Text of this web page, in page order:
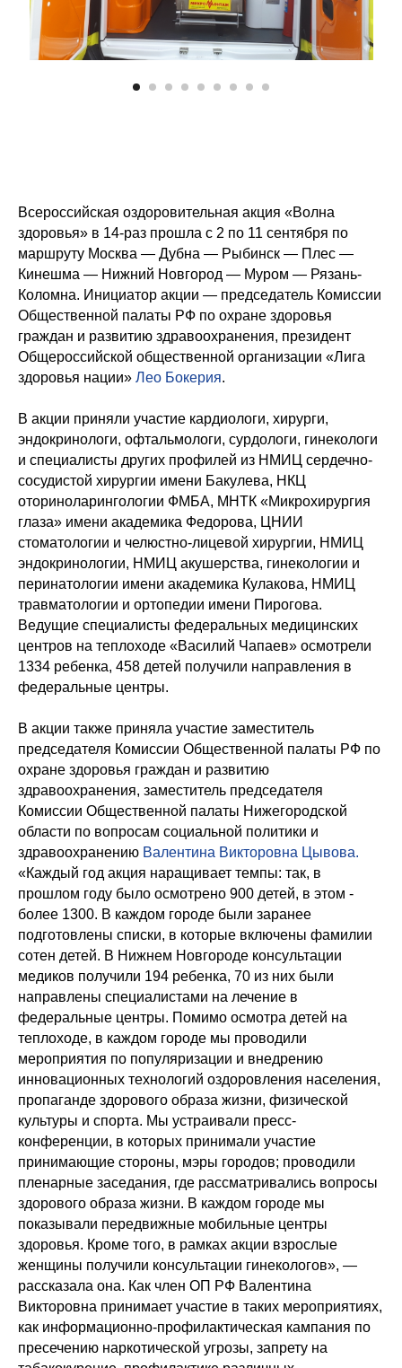
Всероссийская оздоровительная акция «Волна
здоровья» в 14-раз прошла с 2 по 11 сентября по
маршруту Москва — Дубна — Рыбинск — Плес —
Кинешма — Нижний Новгород — Муром — Рязань-
Коломна. Инициатор акции — председатель Комиссии
Общественной палаты РФ по охране здоровья
граждан и развитию здравоохранения, президент
Общероссийской общественной организации «Лига
здоровья нации» Лео Бокерия.
В акции приняли участие кардиологи, хирурги,
эндокринологи, офтальмологи, сурдологи, гинекологи
и специалисты других профилей из НМИЦ сердечно-
сосудистой хирургии имени Бакулева, НКЦ
оториноларингологии ФМБА, МНТК «Микрохирургия
глаза» имени академика Федорова, ЦНИИ
стоматологии и челюстно-лицевой хирургии, НМИЦ
эндокринологии, НМИЦ акушерства, гинекологии и
перинатологии имени академика Кулакова, НМИЦ
травматологии и ортопедии имени Пирогова.
Ведущие специалисты федеральных медицинских
центров на теплоходе «Василий Чапаев» осмотрели
1334 ребенка, 458 детей получили направления в
федеральные центры.
В акции также приняла участие заместитель
председателя Комиссии Общественной палаты РФ по
охране здоровья граждан и развитию
здравоохранения, заместитель председателя
Комиссии Общественной палаты Нижегородской
области по вопросам социальной политики и
здравоохранению Валентина Викторовна Цывова.
«Каждый год акция наращивает темпы: так, в
прошлом году было осмотрено 900 детей, в этом -
более 1300. В каждом городе были заранее
подготовлены списки, в которые включены фамилии
сотен детей. В Нижнем Новгороде консультации
медиков получили 194 ребенка, 70 из них были
направлены специалистами на лечение в
федеральные центры. Помимо осмотра детей на
теплоходе, в каждом городе мы проводили
мероприятия по популяризации и внедрению
инновационных технологий оздоровления населения,
пропаганде здорового образа жизни, физической
культуры и спорта. Мы устраивали пресс-
конференции, в которых принимали участие
принимающие стороны, мэры городов; проводили
пленарные заседания, где рассматривались вопросы
здорового образа жизни. В каждом городе мы
показывали передвижные мобильные центры
здоровья. Кроме того, в рамках акции взрослые
женщины получили консультации гинекологов», —
рассказала она. Как член ОП РФ Валентина
Викторовна принимает участие в таких мероприятиях,
как информационно-профилактическая кампания по
пресечению наркотической угрозы, запрету на